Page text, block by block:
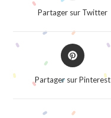
new
window
Partager sur Twitter
Opens
in
Partager sur Pinterest